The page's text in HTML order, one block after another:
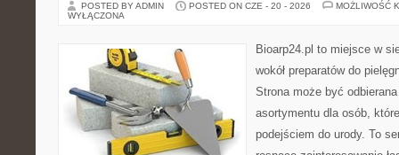
POSTED BY ADMIN POSTED ON CZE - 20 - 2026
MOŻLIWOŚĆ
WYŁĄCZONA
Bioarp24.pl to miejsce w
wokół preparatów do
Strona może być
asortymentu dla osób,
podejściem do urody. To